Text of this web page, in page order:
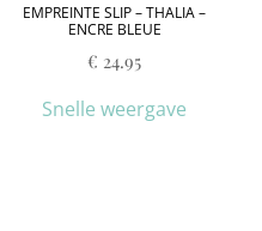
EMPREINTE SLIP – THALIA –
ENCRE BLEUE
€ 24.95
Snelle weergave